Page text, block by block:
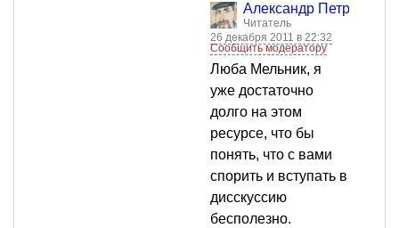
Александр Петров
Читатель
26 декабря 2011 в 22:32
Сообщить модератору
Люба Мельник, я
уже достаточно
долго на этом
ресурсе, что бы
понять, что с вами
спорить и вступать в
дисскуссию
бесполезно.